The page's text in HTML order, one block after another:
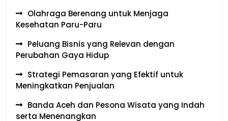
Olahraga Berenang untuk Menjaga
Kesehatan Paru-Paru
Peluang Bisnis yang Relevan dengan
Perubahan Gaya Hidup
Strategi Pemasaran yang Efektif untuk
Meningkatkan Penjualan
Banda Aceh dan Pesona Wisata yang Indah
serta Menenangkan